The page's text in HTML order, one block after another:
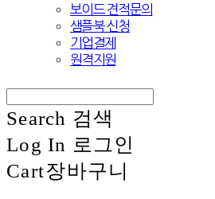
보이드 견적문의
샘플북 신청
기업결제
원격지원
Search 검색
Log In 로그인
Cart장바구니